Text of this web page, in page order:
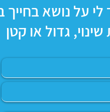
על נושא בחייך
גדול או קטן